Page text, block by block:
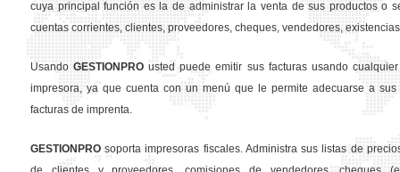
cuya principal función es la de administrar la venta de sus productos o
cuentas corrientes, clientes, proveedores, cheques, vendedores,
Usando GESTION PRO usted puede emitir sus facturas usando
impresora, ya que cuenta con un menú que le permite adecuarse a sus
facturas de imprenta.
GESTION PRO soporta impresoras fiscales. Administra sus listas de